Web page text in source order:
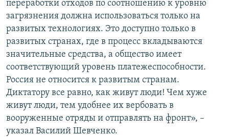
переработки отходов по соотношению к уровню
загрязнения должна использоваться только на
развитых технологиях. Это доступно только в
развитых странах, где в процесс вкладываются
значительные средства, а общество имеет
соответствующий уровень платежеспособности.
Россия не относится к развитым странам.
Диктатору все равно, как живут люди! Чем хуже
живут люди, тем удобнее их вербовать в
вооруженные отряды и отправлять на фронт», –
указал Василий Шевченко.